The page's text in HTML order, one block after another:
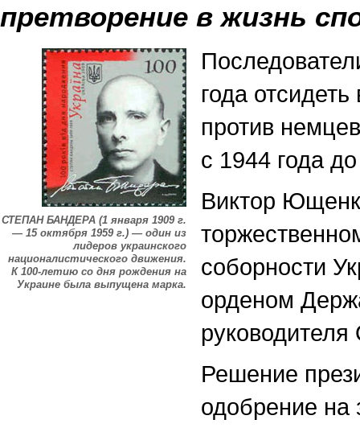
претворение в жизнь
СТЕПАН БАНДЕРА (1 января 1909 г.
— 15 октября 1959 г.) — один из
лидеров украинского
националистического движения.
К 100-летию со дня рождения на
Украине была выпущена марка.
года
против
с 1944 года
Виктор
соборности
орденом
Решение
одобрение на